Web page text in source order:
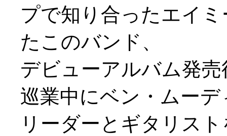
プで知り合ったエイ
たこのバンド、
デビューアルバム発
巡業中にベン・ムー
リーダーとギタリス